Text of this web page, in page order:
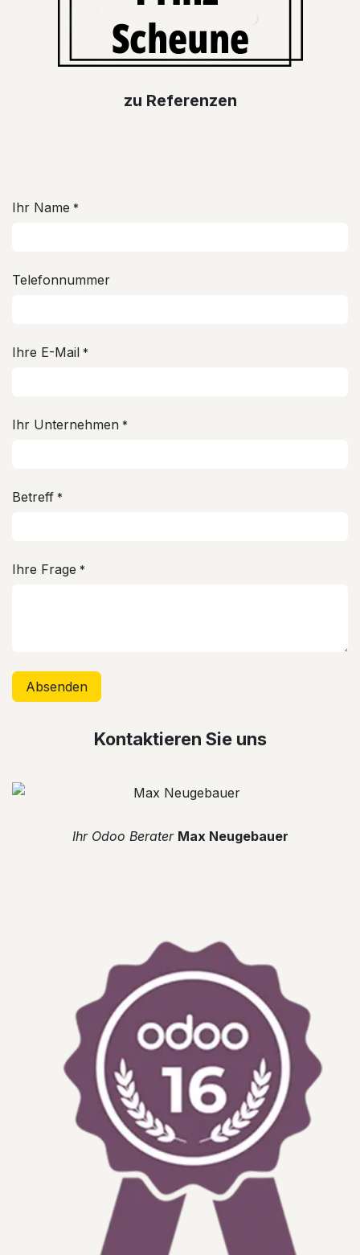
zu Referen​​z​​e​​​​​​n​​
Ihr Name *
Telefonnummer
Ihre E-Mail *
Ihr Unternehmen *
Betreff *
Ihre Frage *
Absenden
Kontaktieren Sie uns
​Ihr Odoo Berater Max Neugebauer